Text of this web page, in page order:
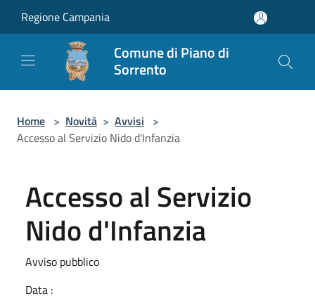
Regione Campania
Comune di Piano di
Sorrento
Home > Novità > Avvisi >
Accesso al Servizio Nido d'Infanzia
Accesso al Servizio
Nido d'Infanzia
Avviso pubblico
Data :